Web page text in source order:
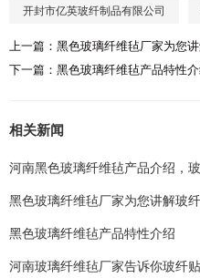
开封市亿英玻纤制品有限公司
上一篇： 黑色玻璃纤维毡厂家为您
下一篇： 黑色玻璃纤维毡产品特性
相关新闻
河南黑色玻璃纤维毡产品介绍，
黑色玻璃纤维毡厂家为您讲解玻
黑色玻璃纤维毡产品特性介绍
河南玻璃纤维毡厂家告诉你玻纤